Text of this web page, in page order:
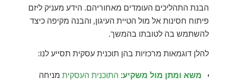
הבנת התהליכים העומדים מאחוריהם. הידע מעניק ליזם
פיתוח חסינות אל מול הטיית העיגון, והבנה מקיפה כיצד
להשתמש בה לטובתו בהמשך.
להלן דוגמאות מרכזיות בהן תוכנית עסקית תסייע לנו:
משא ומתן מול משקיע: התוכנית העסקיתמניחה